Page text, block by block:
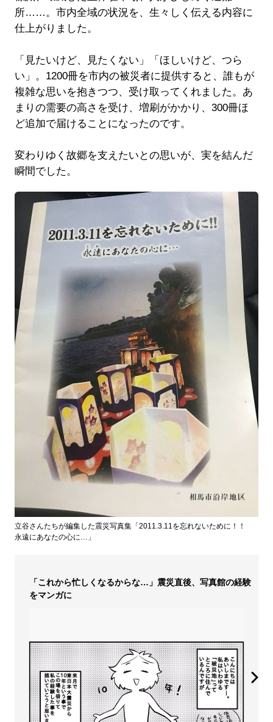
所……。市内全域の状況を、生々しく伝える内容に
仕上がりました。
「見たいけど、見たくない」「ほしいけど、つら
い」。1200冊を市内の被災者に提供すると、誰もが
複雑な思いを抱きつつ、受け取ってくれました。あ
まりの需要の高さを受け、増刷がかかり、300冊ほ
ど追加で届けることになったのです。
変わりゆく故郷を支えたいとの思いが、実を結んだ
瞬間でした。
立谷さんたちが編集した震災写真集「2011.3.11を忘れないために！！
永遠にあなたの心に…」
「これから忙しくなるからな…」震災直後、写真館の経験
をマンガに